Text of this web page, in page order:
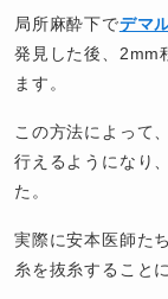
局所麻酔下でデマ
発見した後、2mm
ます。
この方法によって
行えるようになり
た。
実際に安本医師た
糸を抜糸すること